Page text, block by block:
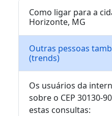
Como ligar para a
Horizonte, MG
Outras pessoas
(trends)
Os usuários da
sobre o CEP 30130-
estas consultas: